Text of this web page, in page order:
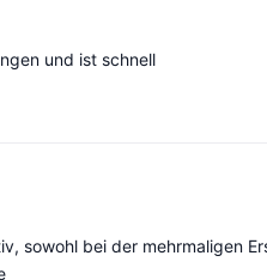
und ist schnell
sowohl bei der mehrmaligen